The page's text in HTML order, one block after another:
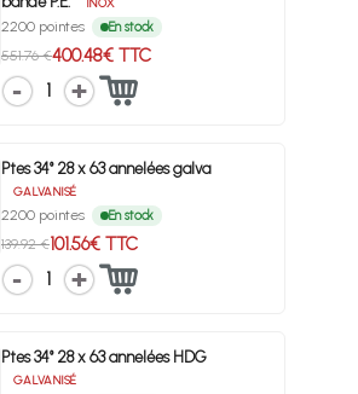
INOX
2200 pointes En stock
551.76 €400.48€ TTC
1
Ptes 34° 28 x 63 annelées galva
GALVANISÉ
2200 pointes En stock
139.92 €101.56€ TTC
1
Ptes 34° 28 x 63 annelées HDG
GALVANISÉ